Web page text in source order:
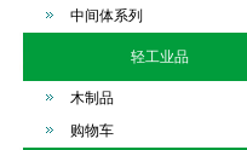
中间体系列
轻工业品
木制品
购物车